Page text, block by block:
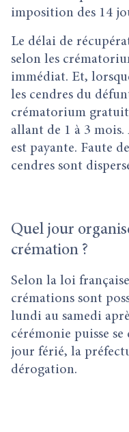
imposition des 14
Le délai de
selon les
immédiat. Et,
les cendres du
crématorium
allant de 1 à 3
est payante. Faute
cendres sont
Quel jour
crémation ?
Selon la loi
crémations sont
lundi au samedi
cérémonie puisse
jour férié, la
dérogation.